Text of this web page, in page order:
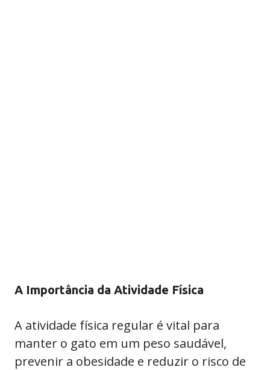
A Importância da Atividade Física
A atividade física regular é vital para
manter o gato em um peso saudável,
prevenir a obesidade e reduzir o risco de